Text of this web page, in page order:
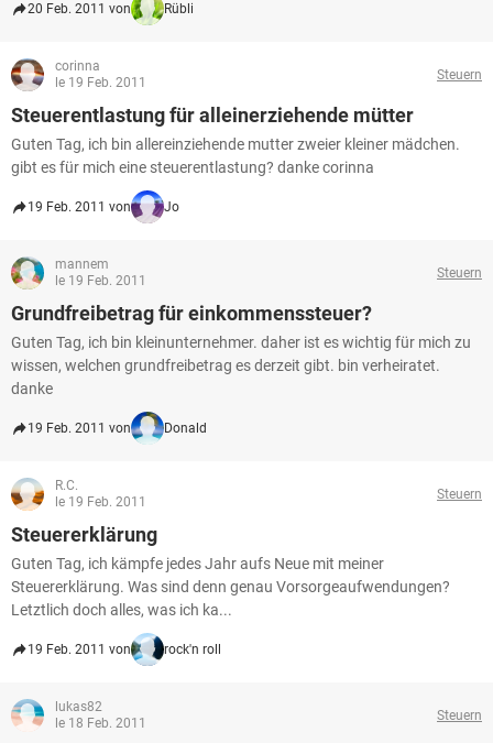
20 Feb. 2011 von Rübli
corinna
le 19 Feb. 2011
Steuern
Steuerentlastung für alleinerziehende mütter
Guten Tag, ich bin allereinziehende mutter zweier kleiner mädchen.
gibt es für mich eine steuerentlastung? danke corinna
19 Feb. 2011 von Jo
mannem
le 19 Feb. 2011
Steuern
Grundfreibetrag für einkommenssteuer?
Guten Tag, ich bin kleinunternehmer. daher ist es wichtig für mich zu
wissen, welchen grundfreibetrag es derzeit gibt. bin verheiratet.
danke
19 Feb. 2011 von Donald
R.C.
le 19 Feb. 2011
Steuern
Steuererklärung
Guten Tag, ich kämpfe jedes Jahr aufs Neue mit meiner
Steuererklärung. Was sind denn genau Vorsorgeaufwendungen?
Letztlich doch alles, was ich ka...
19 Feb. 2011 von rock'n roll
lukas82
le 18 Feb. 2011
Steuern